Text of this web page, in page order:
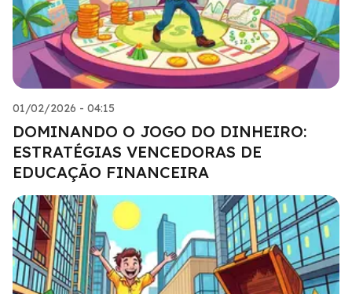
01/02/2026 - 04:15
DOMINANDO O JOGO DO DINHEIRO:
ESTRATÉGIAS VENCEDORAS DE
EDUCAÇÃO FINANCEIRA